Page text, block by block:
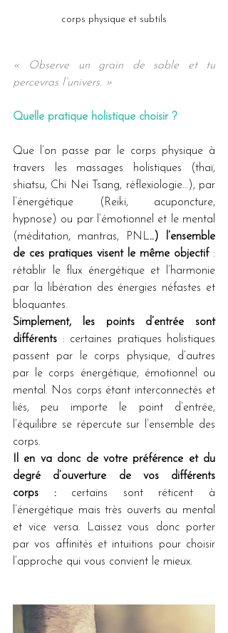
corps physique et subtils
« Observe un grain de sable et tu
percevras l’univers. »
Quelle pratique holistique choisir ?
Que l’on passe par le corps physique à
travers les massages holistiques (thaï,
shiatsu, Chi Nei Tsang, réflexiologie…), par
l’énergétique (Reiki, acuponcture,
hypnose) ou par l’émotionnel et le mental
(méditation, mantras, PNL..) l’ensemble
de ces pratiques visent le même objectif :
rétablir le flux énergétique et l’harmonie
par la libération des énergies néfastes et
bloquantes.
Simplement, les points d’entrée sont
différents : certaines pratiques holistiques
passent par le corps physique, d’autres
par le corps énergétique, émotionnel ou
mental. Nos corps étant interconnectés et
liés, peu importe le point d’entrée,
l’équilibre se répercute sur l’ensemble des
corps.
Il en va donc de votre préférence et du
degré d’ouverture de vos différents
corps : certains sont réticent à
l’énergétique mais très ouverts au mental
et vice versa. Laissez vous donc porter
par vos affinités et intuitions pour choisir
l’approche qui vous convient le mieux.